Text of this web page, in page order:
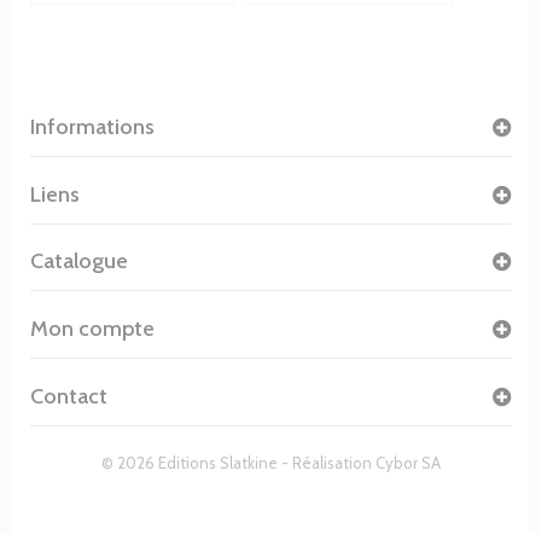
Informations
© 2026 Editions Slatkine - Réalisation Cybor SA
Liens
Catalogue
Mon compte
Contact